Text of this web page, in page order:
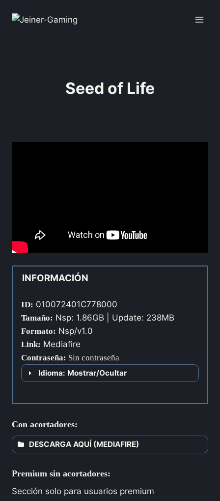
Seed of Life
INFORMACIÓN
ID: 010072401C778000
Tamaño: Nsp: 1.86GB | Update: 238MB
Formato: Nsp/v1.0
Link: Mediafire
Contraseña: Sin contraseña
Idioma: Mostrar/Ocultar
Con acortadores:
DESCARGA AQUÍ (MEDIAFIRE)
Premium sin acortadores:
Sección solo para usuarios premium